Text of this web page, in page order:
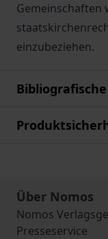
Gemeinschaften
einzubeziehen.
Über Nomos
Nomos
Presseservice